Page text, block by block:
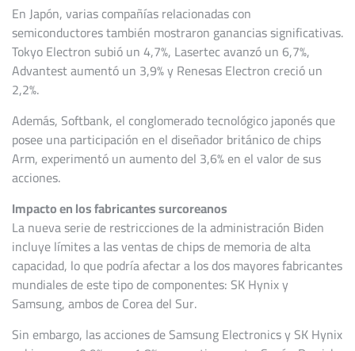
En Japón, varias compañías relacionadas con
semiconductores también mostraron ganancias significativas.
Tokyo Electron subió un 4,7%, Lasertec avanzó un 6,7%,
Advantest aumentó un 3,9% y Renesas Electron creció un
2,2%.
Además, Softbank, el conglomerado tecnológico japonés que
posee una participación en el diseñador británico de chips
Arm, experimentó un aumento del 3,6% en el valor de sus
acciones.
Impacto en los fabricantes surcoreanos
La nueva serie de restricciones de la administración Biden
incluye límites a las ventas de chips de memoria de alta
capacidad, lo que podría afectar a los dos mayores fabricantes
mundiales de este tipo de componentes: SK Hynix y
Samsung, ambos de Corea del Sur.
Sin embargo, las acciones de Samsung Electronics y SK Hynix